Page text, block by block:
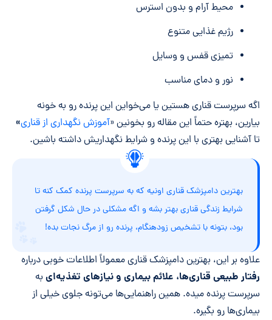
محیط آرام و بدون استرس
رژیم غذایی متنوع
تمیزی قفس و وسایل
نور و دمای مناسب
اگه سرپرست قناری هستین یا می‌خواین این پرنده رو به خونه
بیارین، بهتره حتماً این مقاله رو بخونین «آموزش نگهداری از قناری»
تا آشنایی بهتری با این پرنده و شرایط نگهداریش داشته باشین.
بهترین دامپزشک قناری اونیه که به سرپرست پرنده کمک کنه تا
شرایط زندگی قناری بهتر بشه و اگه مشکلی در حال شکل گرفتن
بود، بتونه با تشخیص زودهنگام، پرنده رو از مرگ نجات بده!
علاوه بر این، بهترین دامپزشک قناری معمولاً اطلاعات خوبی درباره
رفتار طبیعی قناری‌ها، علائم بیماری و نیازهای تغذیه‌ای به
سرپرست پرنده میده. همین راهنمایی‌ها می‌تونه جلوی خیلی از
بیماری‌ها رو بگیره.